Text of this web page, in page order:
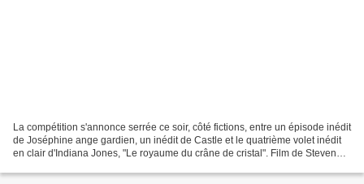
La compétition s'annonce serrée ce soir, côté fictions, entre un épisode inédit
de Joséphine ange gardien, un inédit de Castle et le quatrième volet inédit
en clair d'Indiana Jones, "Le royaume du crâne de cristal". Film de Steven